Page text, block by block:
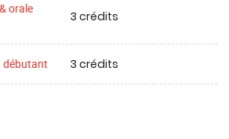
orale
3 crédits
débutant 3 crédits